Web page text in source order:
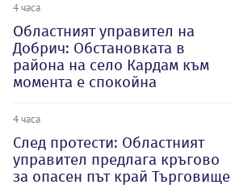
4 часа
Oбластният управител на
Добрич: Обстановката в
района на село Кардам към
момента е спокойна
4 часа
След протести: Областният
управител предлага кръгово
за опасен път край Търговище